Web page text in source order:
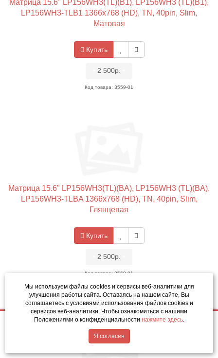
Матрица 15.6" LP156WH3(TL)(B1), LP156WH3 (TL)(B1),
LP156WH3-TLB1 1366x768 (HD), TN, 40pin, Slim,
Матовая
Купить
2 500р.
Код товара: 3559-01
Матрица 15.6" LP156WH3(TL)(BA), LP156WH3 (TL)(BA),
LP156WH3-TLBA 1366x768 (HD), TN, 40pin, Slim,
Глянцевая
Купить
2 500р.
Код товара: 3560-01
2 500р.
Купить
Обратный звонок
Написать в MAX
Мы используем файлы cookies и сервисы веб-аналитики для
улучшения работы сайта. Оставаясь на нашем сайте, Вы
соглашаетесь с условиями использования файлов cookies и
сервисов веб-аналитики. Чтобы ознакомиться с нашими
Положениями о конфиденциальности нажмите здесь.
Я согласен